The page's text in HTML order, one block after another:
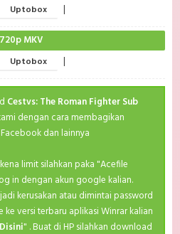
Uptobox |
720p MKV
Uptobox |
Cestvs: The Roman Fighter Sub
dengan cara membagikan
dan lainnya
limit silahkan paka "Acefile
in dengan akun google kalian.
kerusakan atau dimintai password
versi terbaru aplikasi Winrar kalian
" . Buat di HP silahkan download